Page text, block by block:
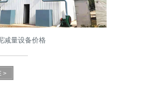
减量设备价格
>